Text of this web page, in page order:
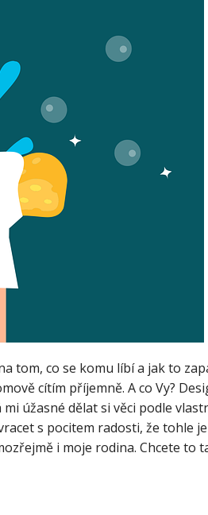
tom, co se komu líbí a jak to
cítím příjemně. A co Vy?
úžasné dělat si věci podle
s pocitem radosti, že tohle
i moje rodina. Chcete to